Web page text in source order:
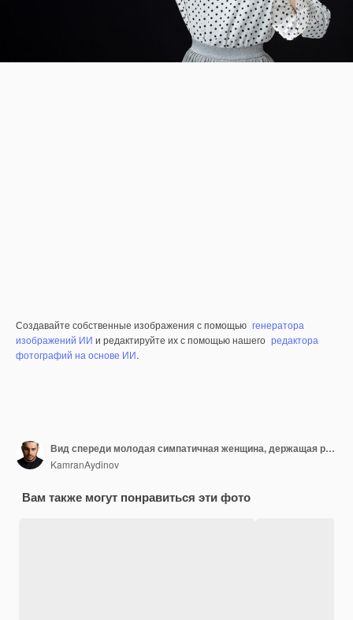
Создавайте собственные изображения с помощью генератора
изображений ИИ и редактируйте их с помощью нашего редактора
фотографий на основе ИИ.
Вид спереди молодая симпатичная женщина, держащая распродажу, пишет на черной стене, эмоция, красная, шоппинг, фото, мода, женщина, цвет
KamranAydinov
Вам также могут понравиться эти фото